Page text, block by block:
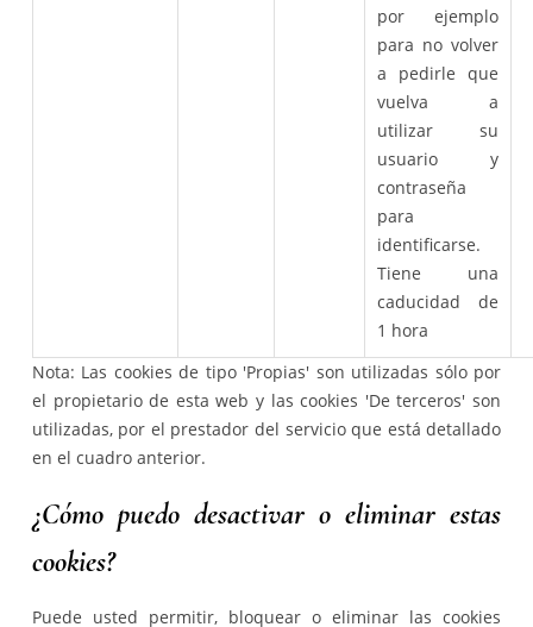
por ejemplo
para no volver
a pedirle que
vuelva a
utilizar su
usuario y
contraseña
para
identificarse.
Tiene una
caducidad de
1 hora
Nota: Las cookies de tipo 'Propias' son utilizadas sólo por
el propietario de esta web y las cookies 'De terceros' son
utilizadas, por el prestador del servicio que está detallado
en el cuadro anterior.
¿Cómo puedo desactivar o eliminar estas
cookies?
Puede usted permitir, bloquear o eliminar las cookies